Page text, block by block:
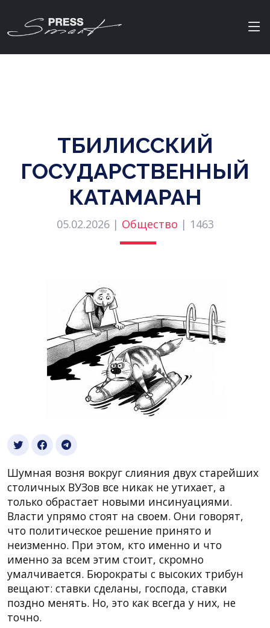
ТБИЛИССКИЙ
ГОСУДАРСТВЕННЫЙ
КАТАМАРАН
05.02.2026 | Общество | 1463
Шумная возня вокруг слияния двух старейших
столичных ВУЗов все никак не утихает, а
только обрастает новыми инсинуациями.
Власти упрямо стоят на своем. Они говорят,
что политическое решение принято и
неизменно. При этом, кто именно и что
именно за всем этим стоит, скромно
умалчивается. Бюрократы с высоких трибун
вещают: ставки сделаны, господа, ставки
поздно менять. Но, это как всегда у них, не
точно.